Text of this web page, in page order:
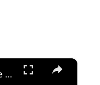
×
🧴 Comment faire du liquide vaisselle à la maison ?🏠